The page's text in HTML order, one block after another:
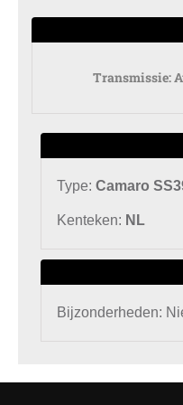
Transmissie:
Type: Camaro
Kenteken: NL
Bijzonderheden: